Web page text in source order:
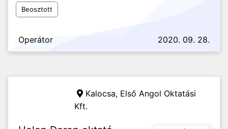
Beosztott
Operátor 2020. 09. 28.
Kalocsa, Első Angol Oktatási
Kft.